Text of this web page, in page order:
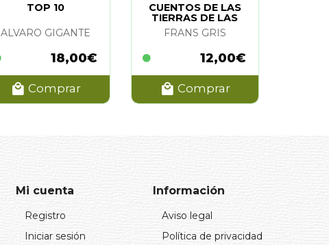
TOP 10
ALVARO GIGANTE
18,00€
Comprar
CUENTOS DE LAS
TIERRAS DE LAS
VOCES MUERTAS
FRANS GRIS
12,00€
Comprar
Mi cuenta
Registro
Iniciar sesión
Información
Aviso legal
Política de privacidad